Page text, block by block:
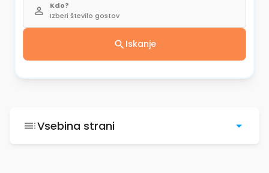
Kdo?
Izberi število gostov
Iskanje
Vsebina strani